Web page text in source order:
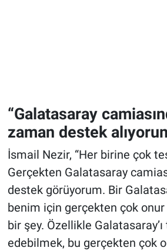
“Galatasaray
zaman destek
İsmail Nezir, “Her birine çok
Gerçekten Galatasaray
destek görüyorum. Bir
benim için gerçekten çok
bir şey. Özellikle
edebilmek, bu gerçekten çok